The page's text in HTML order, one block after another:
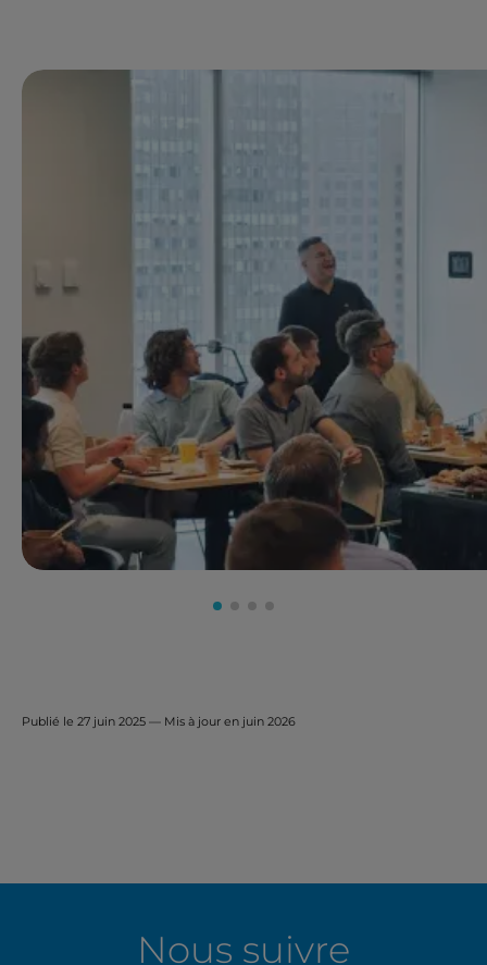
Publié le 27 juin 2025 — Mis à jour en juin 2026
Nous suivre